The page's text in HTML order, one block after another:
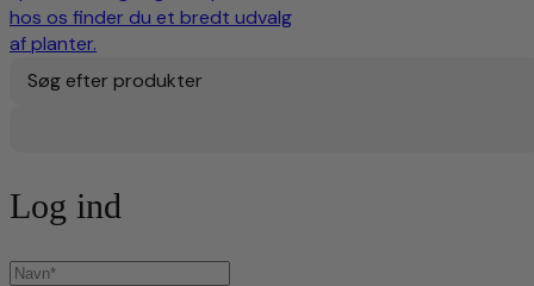
Søg efter produkter
Log ind